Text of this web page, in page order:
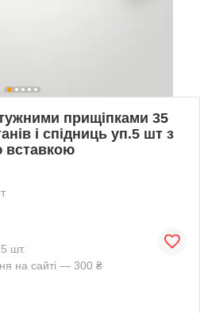
прищіпками 35
і спідниць уп.5 шт з
вставкою
шт.
на сайті — 300 ₴